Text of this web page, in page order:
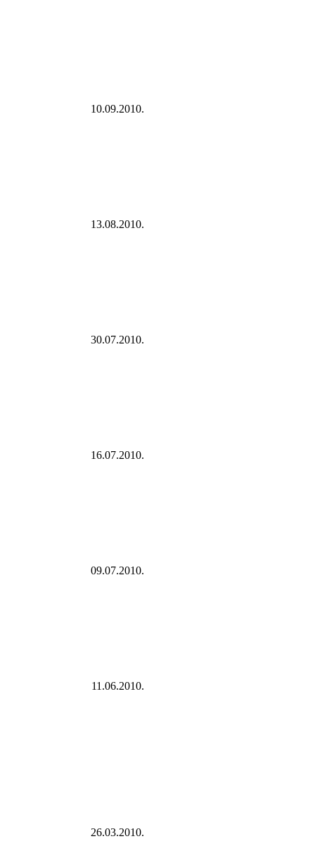
10.09.2010.
13.08.2010.
30.07.2010.
16.07.2010.
09.07.2010.
11.06.2010.
26.03.2010.